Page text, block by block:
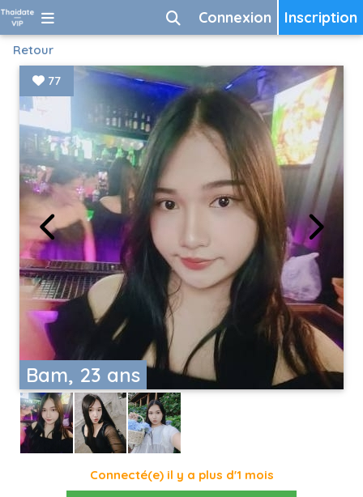
Inscription
Connexion
Retour
Bam, 23 ans
77
Connecté(e) il y a plus d'1 mois